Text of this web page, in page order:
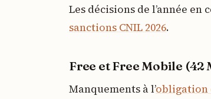
Les décisions de l’année en
sanctions CNIL 2026.
Free et Free Mobile (42
Manquements à l’obligation